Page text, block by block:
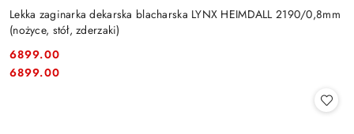
Lekka zaginarka dekarska blacharska LYNX HEIMDALL 2190/0,8mm
(nożyce, stół, zderzaki)
Cena:
6899.00
Cena:
6899.00